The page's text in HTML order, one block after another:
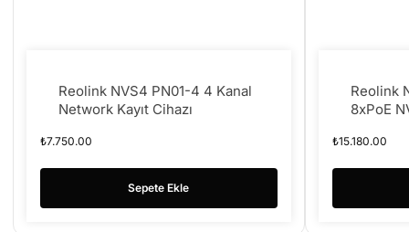
Reolink NVS4 PN01-4 4 Kanal
Network Kayıt Cihazı
₺7.750.00
Sepete Ekle
Reolink
8xPoE
₺15.180.00